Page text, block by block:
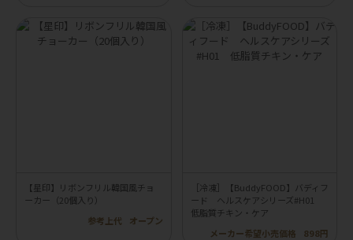
【星印】リボンフリル韓国風チョ
ーカー（20個入り）
参考上代
オープン
［冷凍］【BuddyFOOD】バディフ
ード ヘルスケアシリーズ#H01
低脂質チキン・ケア
メーカー希望小売価格
898円